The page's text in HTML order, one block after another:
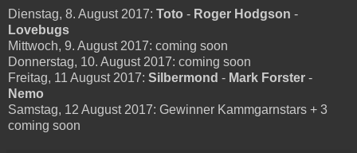
Dienstag, 8. August 2017: Toto - Roger Hodgson -
Lovebugs
Mittwoch, 9. August 2017: coming soon
Donnerstag, 10. August 2017: coming soon
Freitag, 11 August 2017: Silbermond - Mark Forster -
Nemo
Samstag, 12 August 2017: Gewinner Kammgarnstars + 3
coming soon